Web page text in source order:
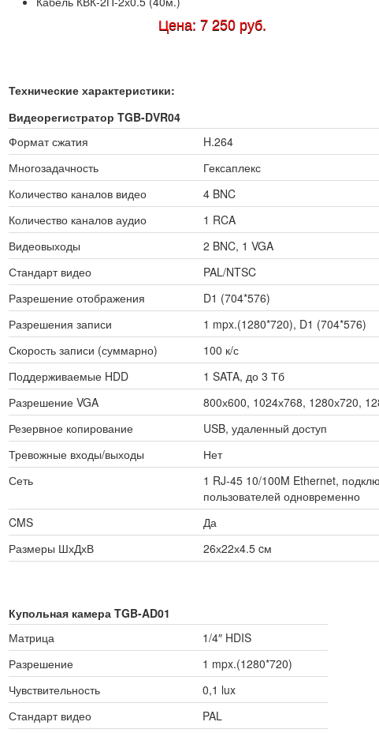
Цена: 7 250 руб.
Технические характеристики:
Видеорегистратор TGB-DVR04
Формат сжатия
H.264
Многозадачность
Гексаплекс
Количество каналов видео
4 BNC
Количество каналов аудио
1 RCA
Видеовыходы
2 BNC, 1 VGA
Стандарт видео
PAL/NTSC
Разрешение отображения
D1 (704*576)
Разрешения записи
1 mpx.(1280*720), D1 (704*576)
Скорость записи (суммарно)
100 к/с
Поддерживаемые HDD
1 SATA, до 3 Тб
Разрешение VGA
800х600, 1024х768, 1280х720,
Резервное копирование
USB, удаленный доступ
Тревожные входы/выходы
Нет
Сеть
1 RJ-45 10/100M Ethernet,
пользователей одновременно
CMS
Да
Размеры ШхДхВ
26х22х4.5 cм
Купольная камера TGB-AD01
Матрица
1/4″ HDIS
Разрешение
1 mpx.(1280*720)
Чувствительность
0,1 lux
Стандарт видео
PAL